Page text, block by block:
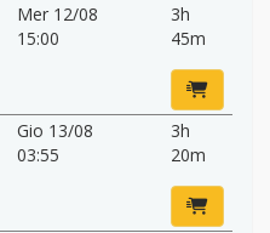
Mer 12/08
15:00
3h
45m
Gio 13/08
03:55
3h
20m